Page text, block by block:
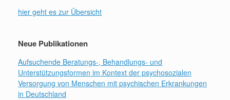
hier geht es zur Übersicht
Neue Publikationen
Aufsuchende Beratungs-, Behandlungs- und
Unterstützungsformen im Kontext der psychosozialen
Versorgung von Menschen mit psychischen Erkrankungen
in Deutschland